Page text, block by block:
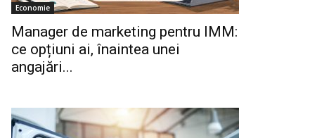
Economie
Manager de marketing pentru IMM:
ce opțiuni ai, înaintea unei
angajări...